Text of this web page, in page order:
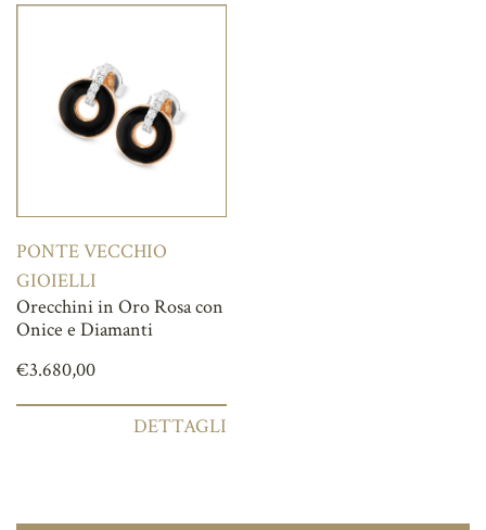
PONTE VECCHIO
GIOIELLI
Orecchini in Oro Rosa con
Onice e Diamanti
€3.680,00
DETTAGLI